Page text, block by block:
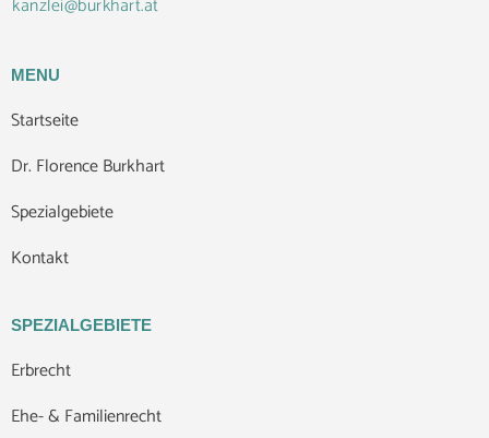
MENU
Startseite
Dr. Florence Burkhart
Spezialgebiete
Kontakt
SPEZIALGEBIETE
Erbrecht
Ehe- & Familienrecht